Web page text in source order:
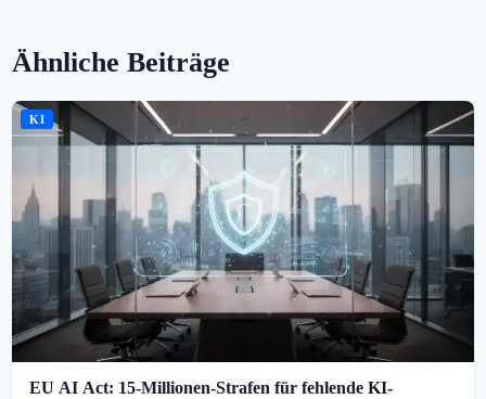
Ähnliche Beiträge
KI
EU AI Act: 15-Millionen-Strafen für fehlende KI-